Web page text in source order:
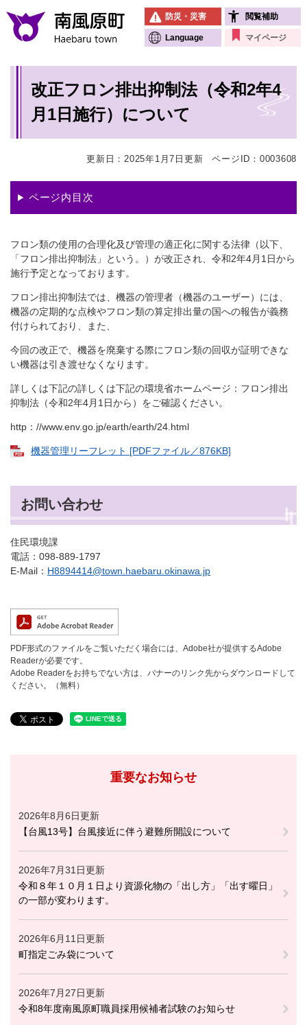
メニューを飛ばして本文へ
防災・災害 閲覧補助
Language マイページ
改正フロン排出抑制法（令和2年4
月1日施行）について
更新日：2025年1月7日更新 ページID：0003608
ページ内目次
フロン類の使用の合理化及び管理の適正化に関する法律（以下、
「フロン排出抑制法」という。）が改正され、令和2年4月1日から
施行予定となっております。
フロン排出抑制法では、機器の管理者（機器のユーザー）には、
機器の定期的な点検やフロン類の算定排出量の国への報告が義務
付けられており、また、
今回の改正で、機器を廃棄する際にフロン類の回収が証明できな
い機器は引き渡せなくなります。
詳しくは下記の詳しくは下記の環境省ホームページ：フロン排出
抑制法（令和2年4月1日から）をご確認ください。
http：//www.env.go.jp/earth/earth/24.html
機器管理リーフレット [PDFファイル／876KB]
お問い合わせ
住民環境課
電話：098-889-1797
E-Mail： H8894414@town.haebaru.okinawa.jp
PDF形式のファイルをご覧いただく場合には、Adobe社が提供するAdobe
Readerが必要です。
Adobe Readerをお持ちでない方は、バナーのリンク先からダウンロードして
ください。（無料）
重要なお知らせ
2026年8月6日更新
【台風13号】台風接近に伴う避難所開設について
2026年7月31日更新
令和８年１０月１日より資源化物の「出し方」「出す曜日」
の一部が変わります。
2026年6月11日更新
町指定ごみ袋について
2026年7月27日更新
令和8年度南風原町職員採用候補者試験のお知らせ